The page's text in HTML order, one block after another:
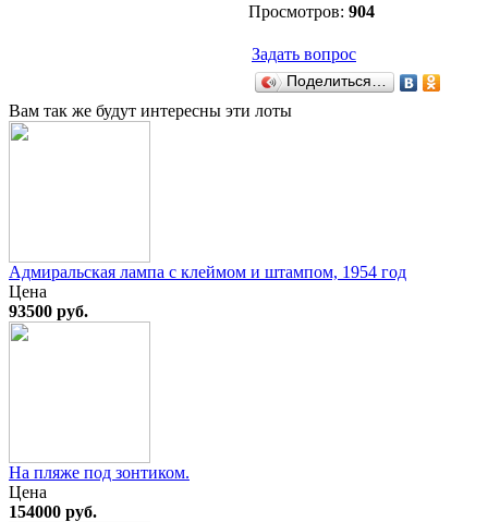
Просмотров: 904
Задать вопрос
Поделиться…
Вам так же будут интересны эти лоты
Адмиральская лампа с клеймом и штампом, 1954 год
Цена
93500 руб.
На пляже под зонтиком.
Цена
154000 руб.